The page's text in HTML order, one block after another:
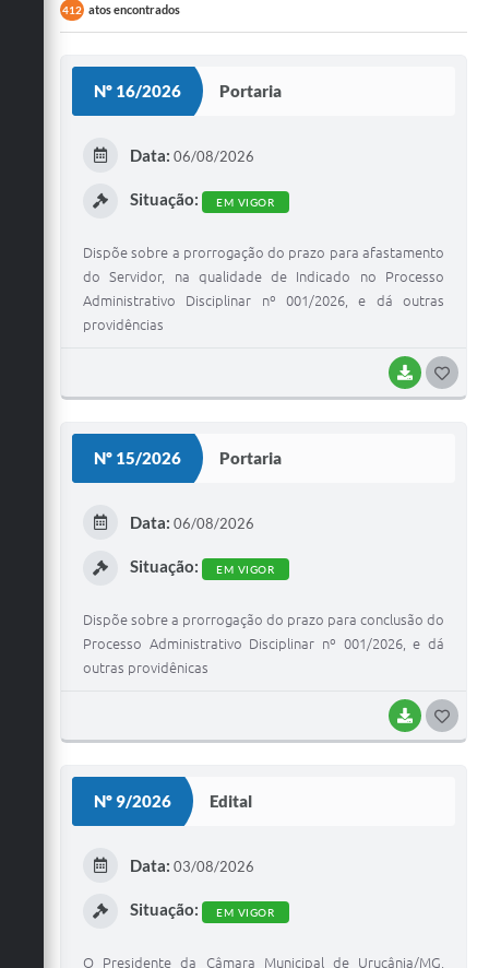
412 atos encontrados
Nº 16/2026 Portaria
BAIXAR
Data: 06/08/2026
Situação: EM VIGOR
Dispõe sobre a prorrogação do prazo para afastamento
do Servidor, na qualidade de Indicado no Processo
Administrativo Disciplinar nº 001/2026, e dá outras
providências
Nº 15/2026 Portaria
BAIXAR
Data: 06/08/2026
Situação: EM VIGOR
Dispõe sobre a prorrogação do prazo para conclusão do
Processo Administrativo Disciplinar nº 001/2026, e dá
outras providênicas
Nº 9/2026 Edital
Data: 03/08/2026
Situação: EM VIGOR
O Presidente da Câmara Municipal de Urucânia/MG,